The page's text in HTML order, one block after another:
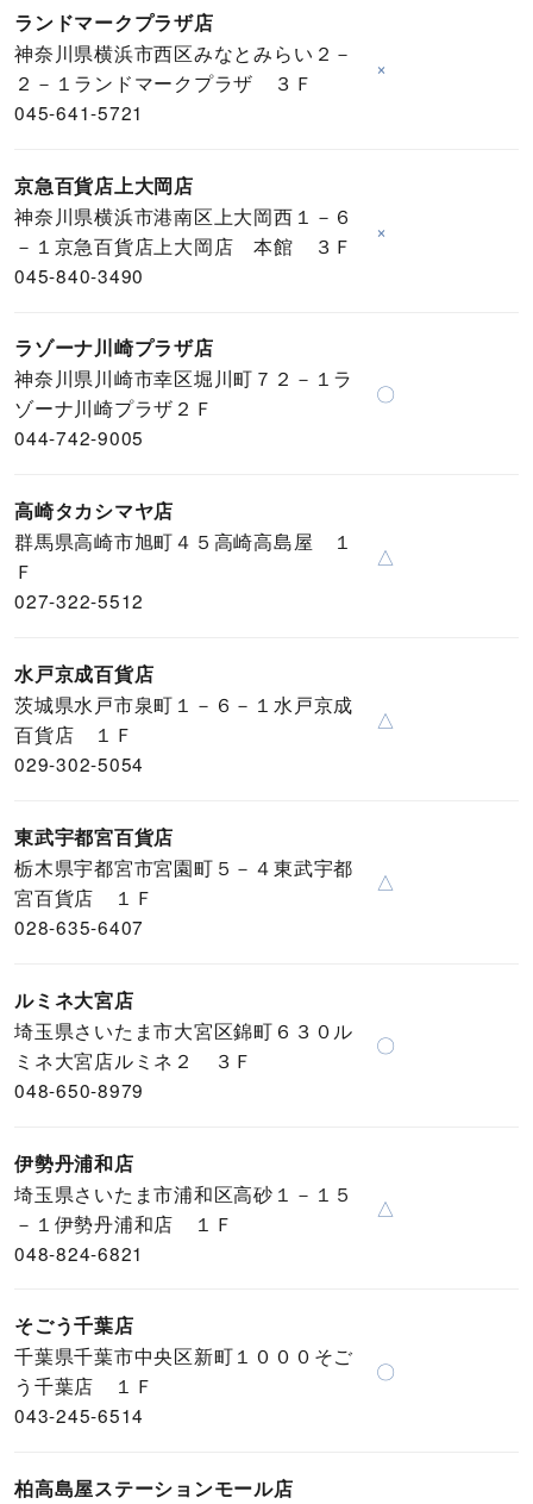
ランドマークプラザ店
神奈川県横浜市西区みなとみらい２－
２－１ランドマークプラザ ３Ｆ
045-641-5721
×
京急百貨店上大岡店
神奈川県横浜市港南区上大岡西１－６
－１京急百貨店上大岡店 本館 ３Ｆ
045-840-3490
×
ラゾーナ川崎プラザ店
神奈川県川崎市幸区堀川町７２－１ラ
ゾーナ川崎プラザ２Ｆ
044-742-9005
〇
高崎タカシマヤ店
群馬県高崎市旭町４５高崎高島屋 １
Ｆ
027-322-5512
△
水戸京成百貨店
茨城県水戸市泉町１－６－１水戸京成
百貨店 １Ｆ
029-302-5054
△
東武宇都宮百貨店
栃木県宇都宮市宮園町５－４東武宇都
宮百貨店 １Ｆ
028-635-6407
△
ルミネ大宮店
埼玉県さいたま市大宮区錦町６３０ル
ミネ大宮店ルミネ２ ３Ｆ
048-650-8979
〇
伊勢丹浦和店
埼玉県さいたま市浦和区高砂１－１５
－１伊勢丹浦和店 １Ｆ
048-824-6821
△
そごう千葉店
千葉県千葉市中央区新町１０００そご
う千葉店 １Ｆ
043-245-6514
〇
柏高島屋ステーションモール店